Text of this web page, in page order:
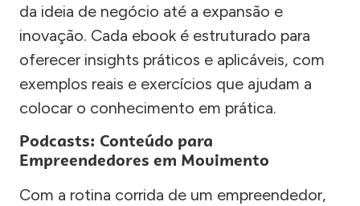
da ideia de negócio até a expansão e
inovação. Cada ebook é estruturado para
oferecer insights práticos e aplicáveis, com
exemplos reais e exercícios que ajudam a
colocar o conhecimento em prática.
Podcasts: Conteúdo para
Empreendedores em Movimento
Com a rotina corrida de um empreendedor,